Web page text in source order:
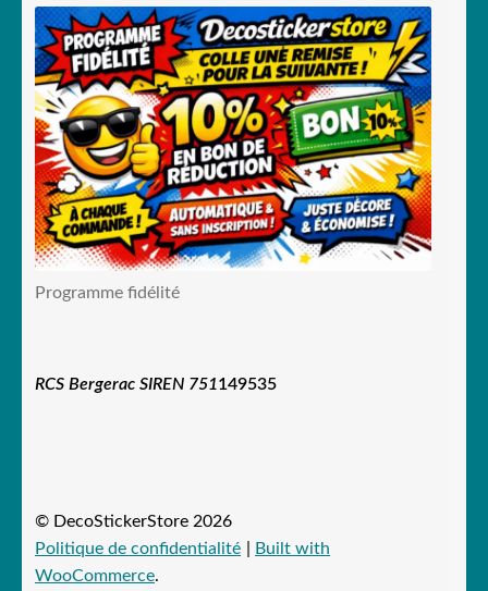
Programme fidélité
RCS Bergerac SIREN 751149535
© DecoStickerStore 2026
Politique de confidentialité
Built with
WooCommerce.